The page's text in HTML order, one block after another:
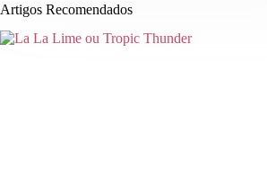
Artigos Recomendados